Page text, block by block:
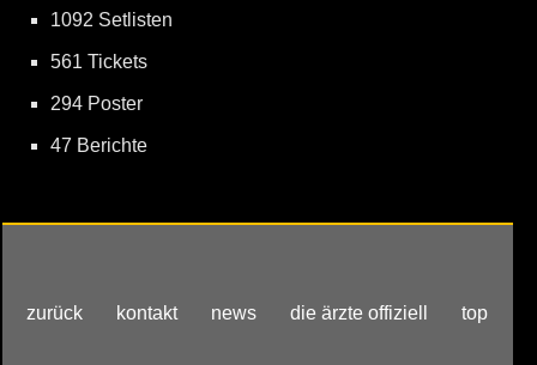
1092 Setlisten
561 Tickets
294 Poster
47 Berichte
zurück kontakt news die ärzte offiziell top